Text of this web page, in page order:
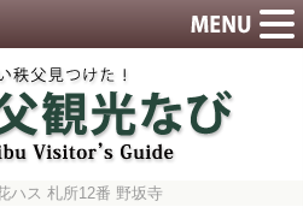
ハス 札所12番 野坂寺